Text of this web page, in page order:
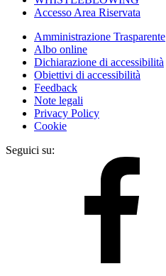
Accesso Area Riservata
Amministrazione Trasparente
Albo online
Dichiarazione di accessibilità
Obiettivi di accessibilità
Feedback
Note legali
Privacy Policy
Cookie
Seguici su: